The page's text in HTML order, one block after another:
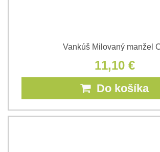
Vankúš Milovaný manžel
11,10 €
Do košíka